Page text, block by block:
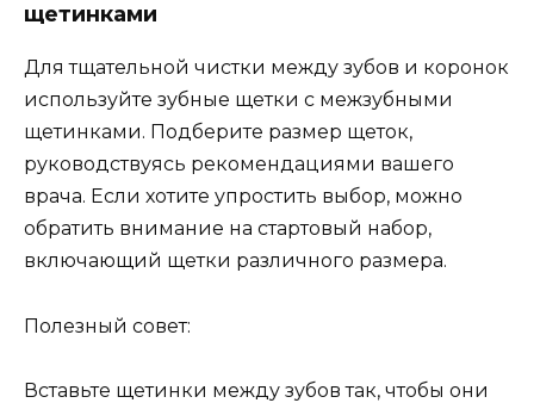
щетинками
Для тщательной чистки между зубов и коронок
используйте зубные щетки с межзубными
щетинками. Подберите размер щеток,
руководствуясь рекомендациями вашего
врача. Если хотите упростить выбор, можно
обратить внимание на стартовый набор,
включающий щетки различного размера.
Полезный совет:
Вставьте щетинки между зубов так, чтобы они